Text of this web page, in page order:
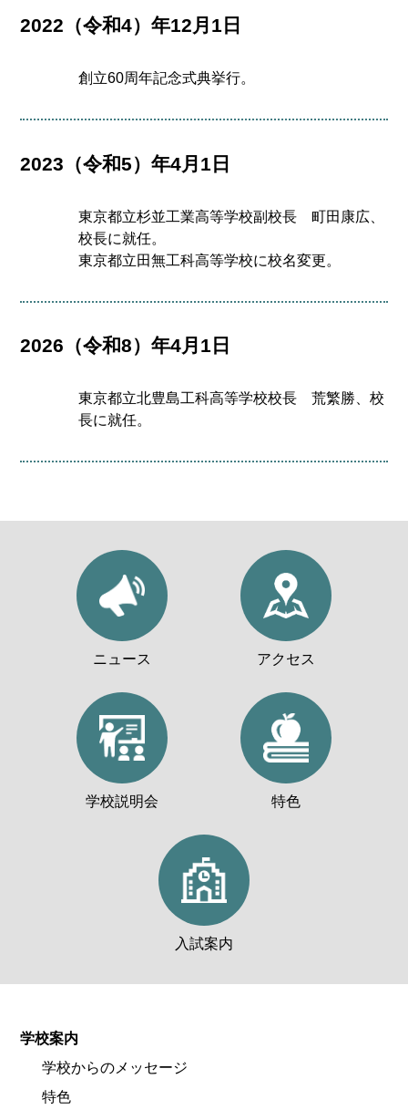
2022（令和4）年12月1日
創立60周年記念式典挙行。
2023（令和5）年4月1日
東京都立杉並工業高等学校副校長 町田康広、
校長に就任。
東京都立田無工科高等学校に校名変更。
2026（令和8）年4月1日
東京都立北豊島工科高等学校校長 荒繁勝、校
長に就任。
ニュース アクセス
学校説明会 特色
入試案内
学校案内
学校からのメッセージ
特色